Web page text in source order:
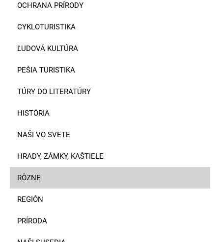
OCHRANA PRÍRODY
CYKLOTURISTIKA
ĽUDOVÁ KULTÚRA
PEŠIA TURISTIKA
TÚRY DO LITERATÚRY
HISTÓRIA
NAŠI VO SVETE
HRADY, ZÁMKY, KAŠTIELE
RÔZNE
REGIÓN
PRÍRODA